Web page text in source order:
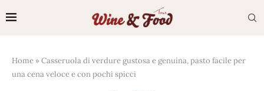
Home »Casseruola di verdure gustosa e genuina, pasto facile per
una cena veloce e con pochi spicci